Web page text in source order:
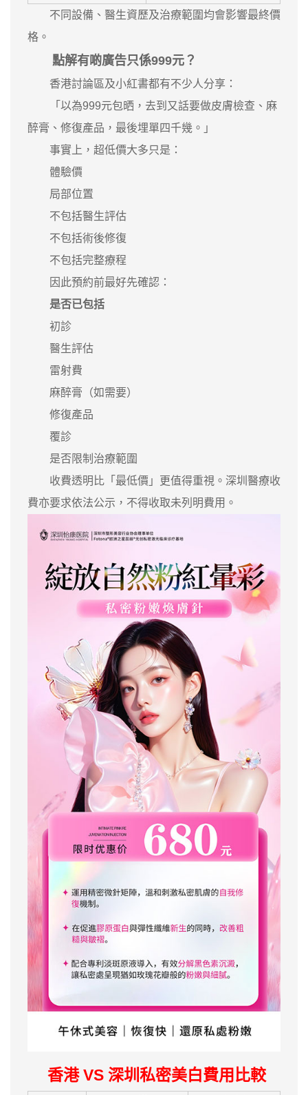
不同設備、醫生資歷及治療範圍均會影響最終價
格。
點解有啲廣告只係999元？
香港討論區及小紅書都有不少人分享：
「以為999元包晒，去到又話要做皮膚檢查、麻
醉膏、修復產品，最後埋單四千幾。」
事實上，超低價大多只是：
體驗價
局部位置
不包括醫生評估
不包括術後修復
不包括完整療程
因此預約前最好先確認：
是否已包括
初診
醫生評估
雷射費
麻醉膏（如需要）
修復產品
覆診
是否限制治療範圍
收費透明比「最低價」更值得重視。深圳醫療收
費亦要求依法公示，不得收取未列明費用。
香港 VS 深圳私密美白費用比較